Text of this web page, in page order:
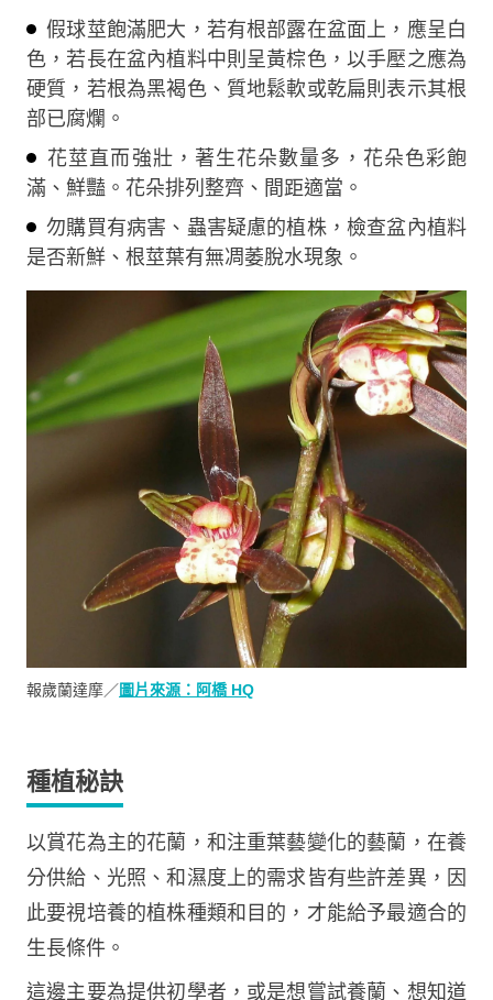
假球莖飽滿肥大，若有根部露在盆面上，應呈白
色，若長在盆內植料中則呈黃棕色，以手壓之應為
硬質，若根為黑褐色、質地鬆軟或乾扁則表示其根
部已腐爛。
花莖直而強壯，著生花朵數量多，花朵色彩飽
滿、鮮豔。花朵排列整齊、間距適當。
勿購買有病害、蟲害疑慮的植株，檢查盆內植料
是否新鮮、根莖葉有無凋萎脫水現象。
報歲蘭達摩／圖片來源：阿橋 HQ
種植秘訣
以賞花為主的花蘭，和注重葉藝變化的藝蘭，在養
分供給、光照、和濕度上的需求皆有些許差異，因
此要視培養的植株種類和目的，才能給予最適合的
生長條件。
這邊主要為提供初學者，或是想嘗試養蘭、想知道